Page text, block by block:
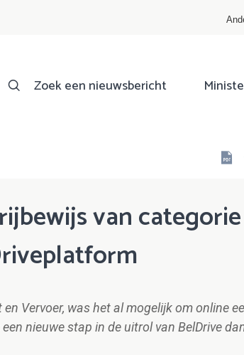
Zoek een nieuwsbericht
van
Vervoer, was het al mogelijk om online
nieuwe stap in de uitrol van BelDrive